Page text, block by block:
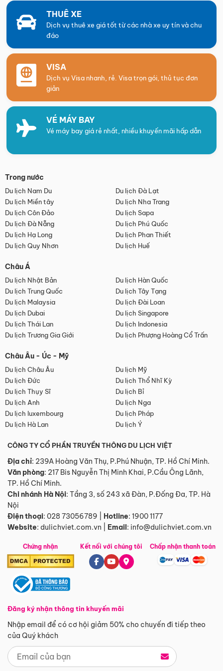
THUÊ XE
Dịch vụ thuê xe giá tốt từ các nhà xe uy tín và chu
đáo
VISA
Dịch vụ Visa nhanh, rẻ. Visa trọn gói, thủ tục đơn
giản
VÉ MÁY BAY
Vé máy bay giá rẻ nhất, nhiều khuyến mãi hấp dẫn
Trong nước
Du lịch Nam Du
Du lịch Đà Lạt
Du lịch Miền tây
Du lịch Nha Trang
Du lịch Côn Đảo
Du lịch Sapa
Du lịch Đà Nẵng
Du lịch Phú Quốc
Du lịch Hạ Long
Du lịch Phan Thiết
Du lịch Quy Nhơn
Du lịch Huế
Châu Á
Du lịch Nhật Bản
Du lịch Hàn Quốc
Du lịch Trung Quốc
Du lịch Tây Tạng
Du lịch Malaysia
Du lịch Đài Loan
Du lịch Dubai
Du lịch Singapore
Du lịch Thái Lan
Du lịch Indonesia
Du lịch Trương Gia Giới
Du lịch Phượng Hoàng Cổ Trấn
Châu Âu - Úc - Mỹ
Du lịch Châu Âu
Du lịch Mỹ
Du lịch Đức
Du lịch Thổ Nhĩ Kỳ
Du lịch Thụy Sĩ
Du lịch Bỉ
Du lịch Anh
Du lịch Nga
Du lịch luxembourg
Du lịch Pháp
Du lịch Hà Lan
Du lịch Ý
CÔNG TY CỔ PHẦN TRUYỀN THÔNG DU LỊCH VIỆT
Địa chỉ: 239A Hoàng Văn Thụ, P.Phú Nhuận, TP. Hồ Chí Minh.
Văn phòng: 217 Bis Nguyễn Thị Minh Khai, P.Cầu Ông Lãnh,
TP. Hồ Chí Minh.
Chi nhánh Hà Nội: Tầng 3, số 243 xã Đàn, P.Đống Đa, TP. Hà
Nội
Điện thoại: 028 73056789 Hotline: 1900 1177
Website: dulichviet.com.vn Email: info@dulichviet.com.vn
Chứng nhận
Đăng ký nhận thông tin khuyến mãi
Nhập email để có cơ hội giảm 50% cho chuyến đi tiếp theo
của Quý khách
Kết nối với chúng tôi Chấp nhận thanh toán